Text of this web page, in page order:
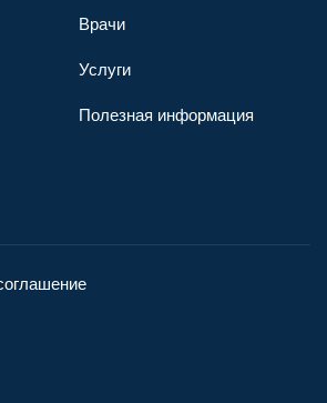
Врачи
Услуги
Полезная информация